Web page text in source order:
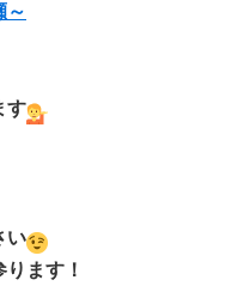
～
す
い
ます！